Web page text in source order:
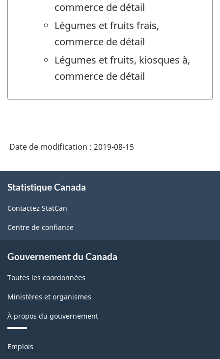
commerce de détail
Légumes et fruits frais,
commerce de détail
Légumes et fruits, kiosques à,
commerce de détail
Date de modification : 2019-08-15
propos
ce
site
Statistique Canada
Contactez StatCan
Centre de confiance
Gouvernement du Canada
Toutes les coordonnées
Ministères et organismes
À propos du gouvernement
Thèmes
Emplois